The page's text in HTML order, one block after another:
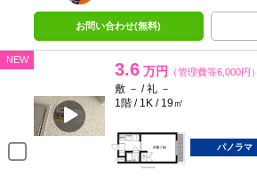
お問い合わせ(無料)
NEW 3.6 万円 （管理費等6,000円）
敷 － / 礼 －
1階 / 1K / 19㎡
パノラマ